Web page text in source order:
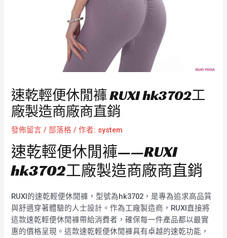
速乾輕便休閒褲 RUXI hk3702工
廠製造商廠商直銷
發佈留言 /部落格 / 作者: system
速乾輕便休閒褲——RUXI
hk3702工廠製造商廠商直銷
RUXI的速乾輕便休閒褲，型號為hk3702，是專為追求高品質
與舒適穿著體驗的人士設計。作為工廠製造商，RUXI直接將
這款速乾輕便休閒褲帶給消費者，確保每一件產品都以最實
惠的價格呈現。這款速乾輕便休閒褲具有卓越的速乾功能，